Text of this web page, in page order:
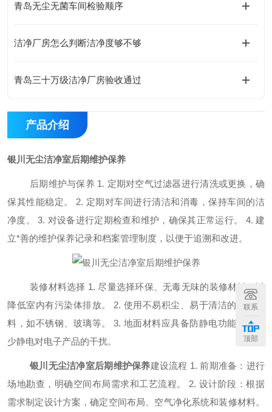
青岛无尘无菌车间检验顺序
洁净厂房怎么判断洁净度够不够
青岛三十万级洁净厂房验收通过
产品介绍
银川无尘洁净室后期维护保养
后期维护与保养 1. 定期对空气过滤器进行清洗或更换，确
保其性能稳定。 2. 定期对车间进行清洁和消毒，保持车间的洁
净度。 3. 对设备进行定期检查和维护，确保其正常运行。 4. 建
立*善的维护保养记录和档案管理制度，以便于追溯和改进。
装修材料选择 1. 尽量选择环保、无毒无味的装修材料，以
降低室内有污染体排放。 2. 使用不易积尘、易于清洁的装修材
料，如不锈钢、玻璃等。 3. 地面材料应具备防静电功能，以减
少静电对电子产品的干扰。
银川无尘洁净室后期维护保养建设流程 1. 前期准备：进行
场地勘查，明确空间布局需求和工艺流程。 2. 设计阶段：根据
需求制定设计方案，确定空间布局、空气净化系统和装修材料。
联系
顶部